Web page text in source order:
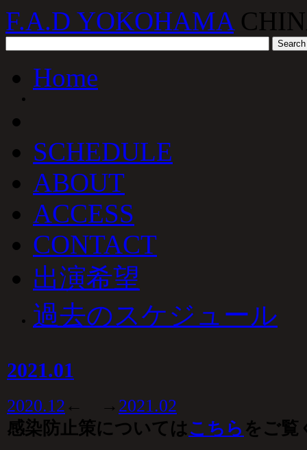
F.A.D YOKOHAMA
Home
SCHEDULE
ABOUT
ACCESS
CONTACT
出演希望
過去のスケジュール
2021.01
2020.12 ← → 2021.02
感染防止策についてはこちら をご覧